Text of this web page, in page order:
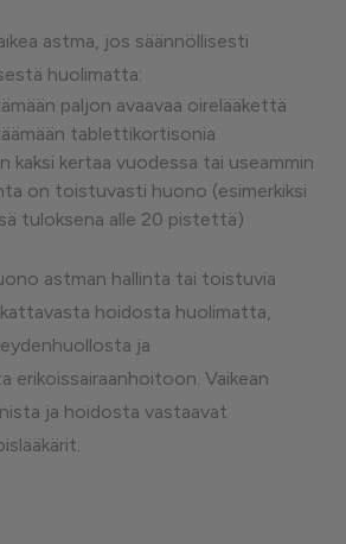
astma, jos säännöllisesti
huolimatta:
paljon avaavaa oirelääkettä
tablettikortisonia
kaksi kertaa vuodessa tai useammin
on toistuvasti huono (esimerkiksi
tuloksena alle 20 pistettä)
astman hallinta tai toistuvia
hoidosta huolimatta,
ja
erikoissairaanhoitoon. Vaikean
ja hoidosta vastaavat